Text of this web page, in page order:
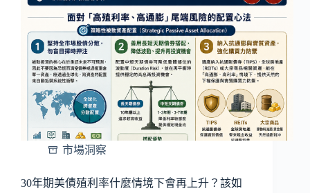
市場洞察
30年期美債殖利率什麼情境下會再上升？該如